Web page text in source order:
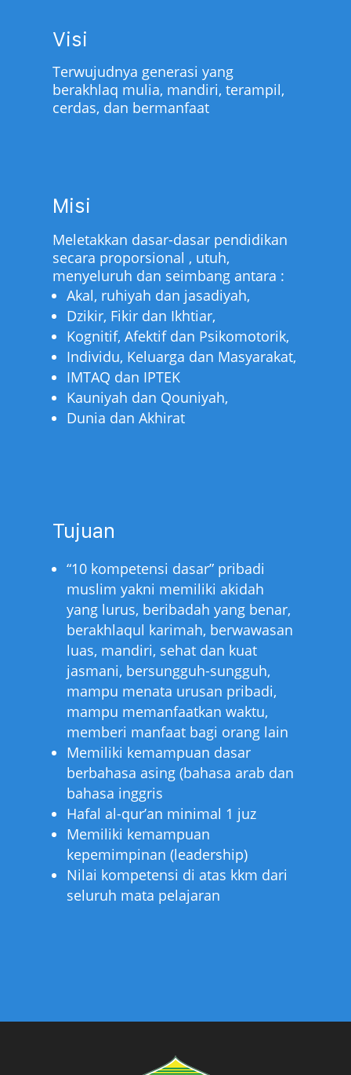
Visi
Terwujudnya generasi yang
berakhlaq mulia, mandiri, terampil,
cerdas, dan bermanfaat
Misi
Meletakkan dasar-dasar pendidikan
secara proporsional , utuh,
menyeluruh dan seimbang antara :
Akal, ruhiyah dan jasadiyah,
Dzikir, Fikir dan Ikhtiar,
Kognitif, Afektif dan Psikomotorik,
Individu, Keluarga dan Masyarakat,
IMTAQ dan IPTEK
Kauniyah dan Qouniyah,
Dunia dan Akhirat
Tujuan
“10 kompetensi dasar” pribadi
muslim yakni memiliki akidah
yang lurus, beribadah yang benar,
berakhlaqul karimah, berwawasan
luas, mandiri, sehat dan kuat
jasmani, bersungguh-sungguh,
mampu menata urusan pribadi,
mampu memanfaatkan waktu,
memberi manfaat bagi orang lain
Memiliki kemampuan dasar
berbahasa asing (bahasa arab dan
bahasa inggris
Hafal al-qur’an minimal 1 juz
Memiliki kemampuan
kepemimpinan (leadership)
Nilai kompetensi di atas kkm dari
seluruh mata pelajaran